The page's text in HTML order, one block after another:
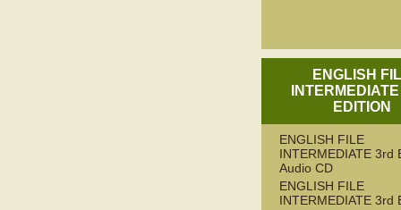
ENGLISH
EDITION
ENGLISH FILE
INTERMEDIATE 3rd
Audio CD
ENGLISH FILE
INTERMEDIATE 3rd